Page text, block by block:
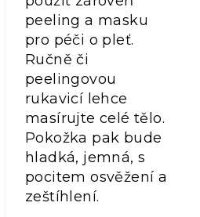
peeling a masku
pro péči o pleť.
Ručně či
peelingovou
rukavicí lehce
masírujte celé tělo.
Pokožka pak bude
hladká, jemná, s
pocitem osvěžení a
zeštíhlení.